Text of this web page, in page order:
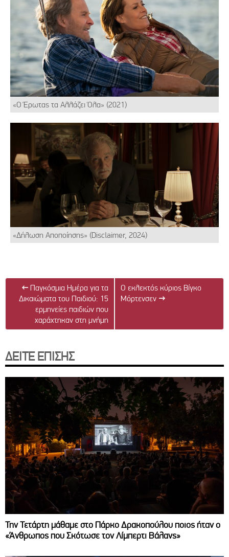
«Ο Έρωτας τα Αλλάζει Όλα» (2021)
«Δήλωση Αποποίησης» (Disclaimer, 2024)
← Παγκόσμια Ημέρα για τα
Δικαιώματα του Παιδιού: 15
ερμηνείες παιδιών που
χαράχτηκαν στη μνήμη
O εκλεκτός κύριος Βίγκο
Μόρτενσεν →
ΔΕΙΤΕ ΕΠΙΣΗΣ
Την Τετάρτη μάθαμε στο Πάρκο Δρακοπούλου ποιος ήταν ο
«Άνθρωπος που Σκότωσε τον Λίμπερτι Βάλανς»